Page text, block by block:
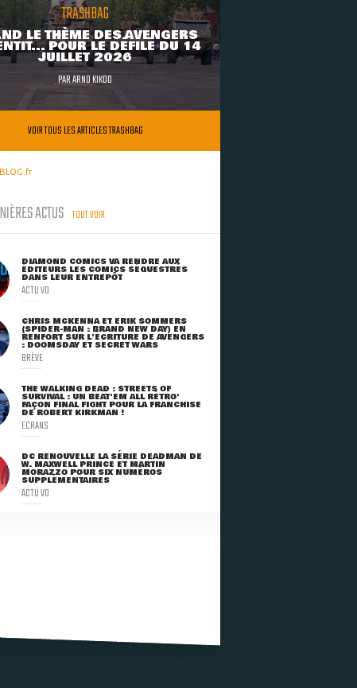
TRASHBAG
LE THÈME DES AVENGERS
POUR LE DÉFILÉ DU 14
JUILLET 2026
PARARNO KIKOO
VOIR TOUS LES ARTICLES TRASHBAG
ACTUS TOUT VOIR
DIAMOND COMICS VA RENDRE AUX
ÉDITEURS LES COMICS SÉQUESTRÉS
DANS LEUR ENTREPÔT
ACTU VO
CHRIS MCKENNA ET ERIK SOMMERS
(SPIDER-MAN : BRAND NEW DAY) EN
RENFORT SUR L'ÉCRITURE DE AVENGERS
: DOOMSDAY ET SECRET WARS
BRÈVE
THE WALKING DEAD : STREETS OF
SURVIVAL : UN BEAT'EM ALL RÉTRO'
FAÇON FINAL FIGHT POUR LA FRANCHISE
DE ROBERT KIRKMAN !
ECRANS
DC RENOUVELLE LA SÉRIE DEADMAN DE
W. MAXWELL PRINCE ET MARTIN
MORAZZO POUR SIX NUMÉROS
SUPPLÉMENTAIRES
ACTU VO